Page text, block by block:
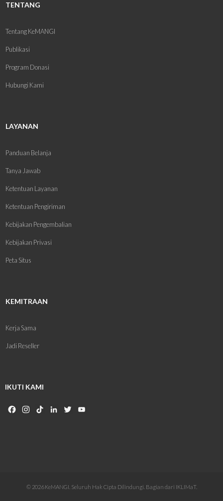
TENTANG
Tentang KeMANGI
Publikasi
Program Donasi
Hubungi Kami
LAYANAN
Panduan Belanja
Tanya Jawab
Ketentuan Layanan
Ketentuan Pengiriman
Kebijakan Pengembalian
Kebijakan Privasi
Peta Situs
KEMITRAAN
Kerja Sama
Jadi Reseller
IKUTI KAMI
Facebook
Instagram
TikTokLinkedInTwitter
© 2026 KeMANGI. Seluruh Hak Cipta Dilindungi. Bagian dari IKLIMaT.